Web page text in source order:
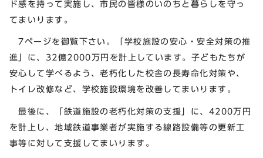
ド感を持って実施し、市民の皆様のいのちと暮らしを守っ
てまいります。
7ページを御覧下さい。「学校施設の安心・安全対策の推
進」に、32億2000万円を計上しています。子どもたちが
安心して学べるよう、老朽化した校舎の長寿命化対策や、
トイレ改修など、学校施設環境を改善してまいります。
最後に、「鉄道施設の老朽化対策の支援」に、4200万円
を計上し、地域鉄道事業者が実施する線路設備等の更新工
事等に対して支援してまいります。